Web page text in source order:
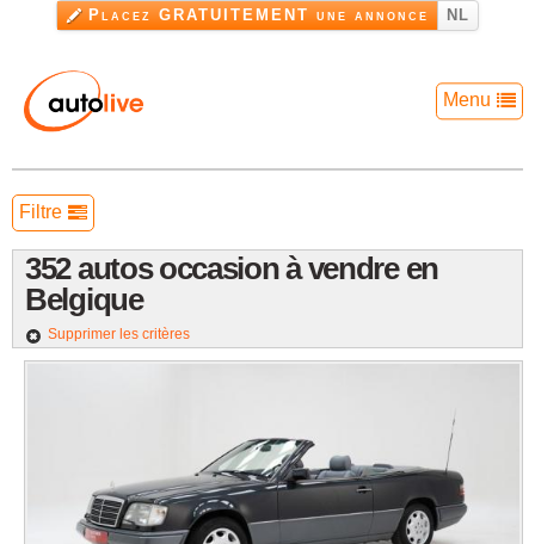
Aller au
contenu
principal
Placez GRATUITEMENT une annonce NL
Menu
Voiture occasion
Pièces et accessoires
Garage voiture
Filtre
352 autos occasion à vendre en
Belgique
Supprimer les critères